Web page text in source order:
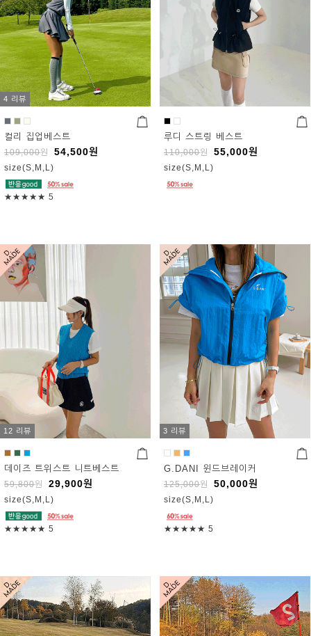
4 리뷰
컬리 집업베스트
109,000원 54,500원
size(S,M,L)
★★★★★ 5
루디 스트링 베스트
110,000원 55,000원
size(S,M,L)
12 리뷰
데이즈 트위스트 니트베스트
59,800원 29,900원
size(S,M,L)
★★★★★ 5
3 리뷰
G.DANI 윈드브레이커
125,000원 50,000원
size(S,M,L)
★★★★★ 5